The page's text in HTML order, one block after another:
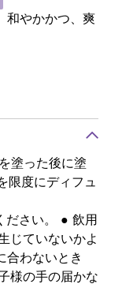
和やかかつ、爽
塗った後に塗
限度にディフュ
ださい。 ● 飲用
じていないかよ
合わないとき
様の手の届かな